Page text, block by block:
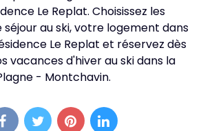
Le Replat. Choisissez les
au ski, votre logement dans
Le Replat et réservez dès
vacances d'hiver au ski dans la
- Montchavin.